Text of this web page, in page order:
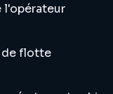
l'opérateur
de flotte